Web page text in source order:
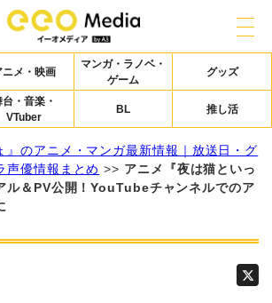
ニメ・映画
マンガ・ラノベ・
ゲーム
グッズ
台・音楽・
VTuber
BL 推し活
』のアニメ・マンガ最新情報｜放送日・グ
声優情報まとめ >> アニメ『夜は猫といっ
ル＆PV公開！YouTubeチャンネルでのア